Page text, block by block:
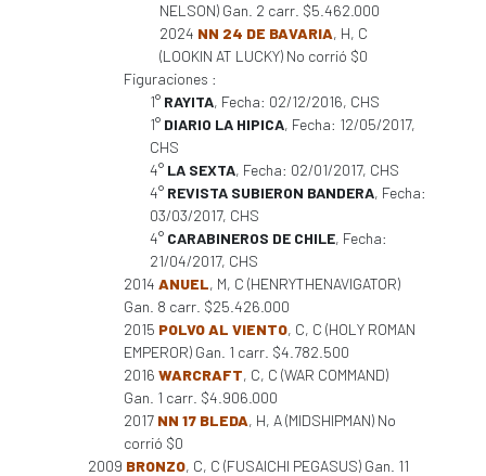
NELSON) Gan. 2 carr. $5.462.000
2024 NN 24 DE BAVARIA, H, C
(LOOKIN AT LUCKY) No corrió $0
Figuraciones :
1° RAYITA, Fecha: 02/12/2016, CHS
1° DIARIO LA HIPICA, Fecha: 12/05/2017,
CHS
4° LA SEXTA, Fecha: 02/01/2017, CHS
4° REVISTA SUBIERON BANDERA, Fecha:
03/03/2017, CHS
4° CARABINEROS DE CHILE, Fecha:
21/04/2017, CHS
2014 ANUEL, M, C (HENRYTHENAVIGATOR)
Gan. 8 carr. $25.426.000
2015 POLVO AL VIENTO, C, C (HOLY ROMAN
EMPEROR) Gan. 1 carr. $4.782.500
2016 WARCRAFT, C, C (WAR COMMAND)
Gan. 1 carr. $4.906.000
2017 NN 17 BLEDA, H, A (MIDSHIPMAN) No
corrió $0
2009 BRONZO, C, C (FUSAICHI PEGASUS) Gan. 11